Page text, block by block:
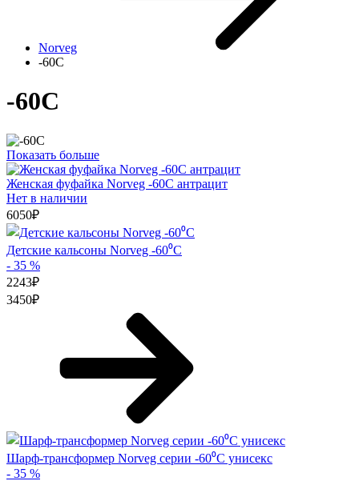
Norveg
-60C
-60C
Показать больше
Женская фуфайка Norveg -60С антрацит
Нет в наличии
6050₽
Детские кальсоны Norveg -60⁰С
- 35 %
2243₽
3450₽
Шарф-трансформер Norveg серии -60⁰С унисекс
- 35 %